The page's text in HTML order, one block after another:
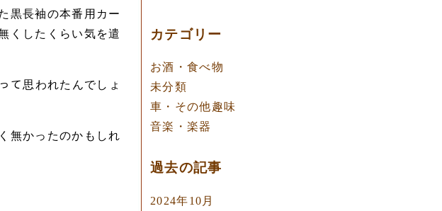
黒長袖の本番用カー
くしたくらい気を遣
て思われたんでしょ
無かったのかもしれ
カテゴリー
お酒・食べ物
未分類
車・その他趣味
音楽・楽器
過去の記事
2024年10月